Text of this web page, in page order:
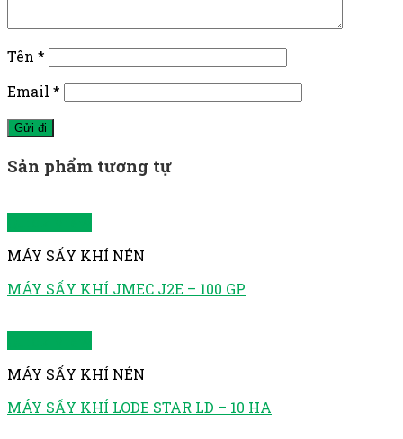
Tên *
Email *
Sản phẩm tương tự
MÁY SẤY KHÍ NÉN
MÁY SẤY KHÍ JMEC J2E – 100 GP
MÁY SẤY KHÍ NÉN
MÁY SẤY KHÍ LODE STAR LD – 10 HA